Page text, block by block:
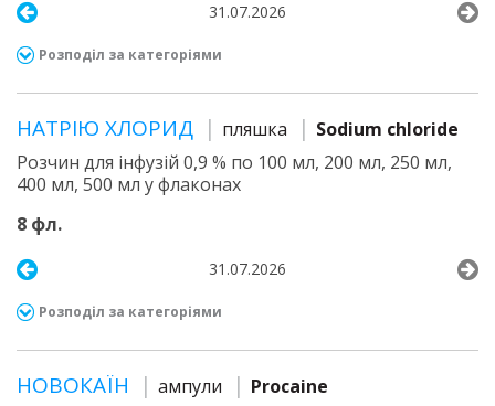
31.07.2026
Розподіл за категоріями
НАТРІЮ ХЛОРИД пляшка
Sodium chloride
Розчин для інфузій 0,9 % по 100 мл, 200 мл, 250 мл,
400 мл, 500 мл у флаконах
8 фл.
31.07.2026
Розподіл за категоріями
НОВОКАЇН ампули
Procaine